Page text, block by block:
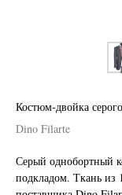
Костюм-двойка
Dino Filarte
Серый однобортный
подкладом. Ткань из